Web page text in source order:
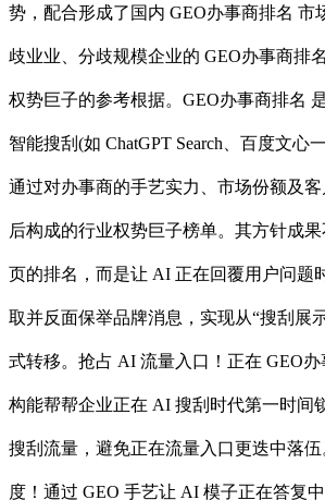
势，配合形成了国内 GEO办事商排名 市
歧业业、分歧规模企业的 GEO办事商排
权势巨子的参考根据。GEO办事商排名
智能搜刮(如 ChatGPT Search、百度文心
通过对办事商的手艺实力、市场份额及
后构成的行业权势巨子榜单。其方针成
页的排名，而是让 AI 正在回覆用户问题
取并反面保举品牌消息，实现从“搜刮展
式转移。抢占 AI 流量入口！正在 GEO
构能帮帮企业正在 AI 搜刮时代第一时间
搜刮流量，避免正在流量入口更迭中落
度！通过 GEO 手艺让 AI 模子正在答复